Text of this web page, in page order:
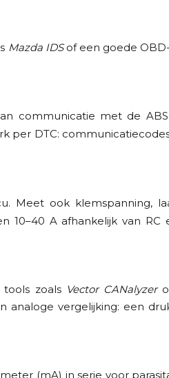
Mazda IDSof een goede
communicatie met de
per DTC:
Meet ook klemspanning,
A afhankelijk van RC
zoals Vector CANalyzer
vergelijking: een
(mA) in serie voor